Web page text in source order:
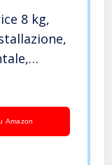
8 kg,
1400
Amazon